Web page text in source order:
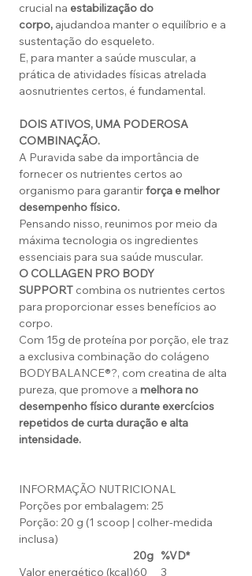
crucial na estabilização do
corpo, ajudandoa manter o equilíbrio e a
sustentação do esqueleto.
E, para manter a saúde muscular, a
prática de atividades físicas atrelada
aosnutrientes certos, é fundamental.
DOIS ATIVOS, UMA PODEROSA
COMBINAÇÃO.
A Puravida sabe da importância de
fornecer os nutrientes certos ao
organismo para garantirforça e melhor
desempenho físico.
Pensando nisso, reunimos por meio da
máxima tecnologia os ingredientes
essenciais para sua saúde muscular.
O COLLAGEN PRO BODY
SUPPORT combina os nutrientes certos
para proporcionar esses benefícios ao
corpo.
Com 15g de proteína por porção, ele traz
a exclusiva combinação do colágeno
BODYBALANCE®?, com creatina de alta
pureza, que promove a melhora no
desempenho físico durante exercícios
repetidos de curta duração e alta
intensidade.
INFORMAÇÃO NUTRICIONAL
Porções por embalagem: 25
Porção: 20 g (1 scoop | colher-medida
inclusa)
20g %VD*
Valor energético (kcal)60
3